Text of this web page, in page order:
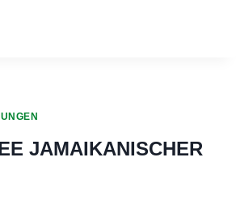
JAMAIKANISCHER